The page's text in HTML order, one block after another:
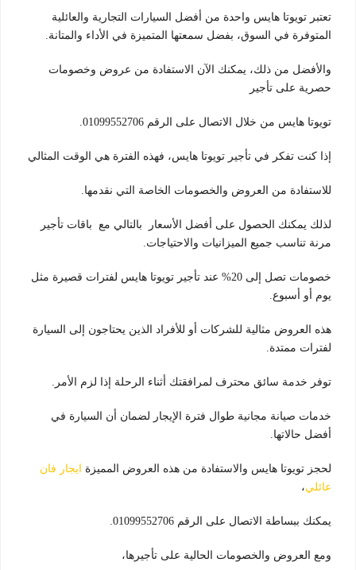
تعتبر تويوتا هايس واحدة من أفضل السيارات التجارية والعائلية
المتوفرة في السوق، بفضل سمعتها المتميزة في الأداء والمتانة.
والأفضل من ذلك، يمكنك الآن الاستفادة من عروض وخصومات
حصرية على تأجير
تويوتا هايس من خلال الاتصال على الرقم 01099552706.
إذا كنت تفكر في تأجير تويوتا هايس، فهذه الفترة هي الوقت المثالي
للاستفادة من العروض والخصومات الخاصة التي نقدمها.
لذلك يمكنك الحصول على أفضل الأسعار بالتالي مع باقات تأجير
مرنة تناسب جميع الميزانيات والاحتياجات.
خصومات تصل إلى 20% عند تأجير تويوتا هايس لفترات قصيرة مثل
يوم أو أسبوع.
هذه العروض مثالية للشركات أو للأفراد الذين يحتاجون إلى السيارة
لفترات ممتدة.
توفر خدمة سائق محترف لمرافقتك أثناء الرحلة إذا لزم الأمر.
خدمات صيانة مجانية طوال فترة الإيجار لضمان أن السيارة في
أفضل حالاتها.
لحجز تويوتا هايس والاستفادة من هذه العروض المميزة
ايجار فان
عائلي،
يمكنك ببساطة الاتصال على الرقم 01099552706.
ومع العروض والخصومات الحالية على تأجيرها،